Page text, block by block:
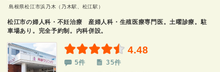
島根県松江市浜乃木（乃木駅、松江駅）
松江市の婦人科・不妊治療 産婦人科・生殖医療専門医。土曜診療。駐
車場あり。完全予約制。内科併設。
4.48
5件 35件